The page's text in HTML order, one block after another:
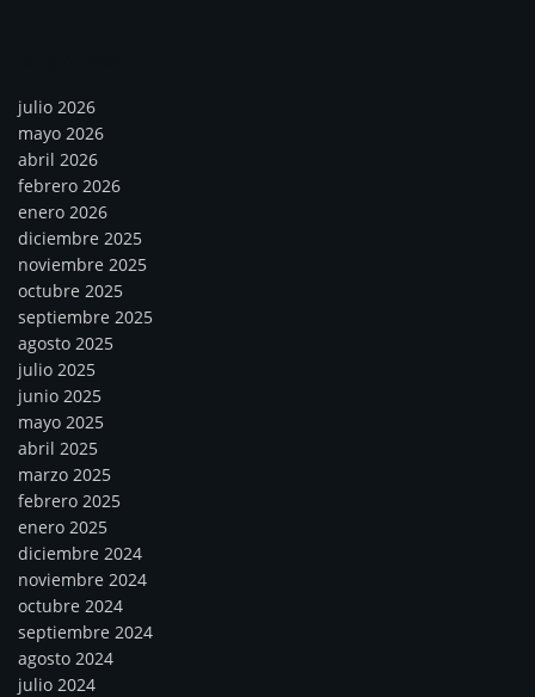
julio 2026
mayo 2026
abril 2026
febrero 2026
enero 2026
diciembre 2025
noviembre 2025
octubre 2025
septiembre 2025
agosto 2025
julio 2025
junio 2025
mayo 2025
abril 2025
marzo 2025
febrero 2025
enero 2025
diciembre 2024
noviembre 2024
octubre 2024
septiembre 2024
agosto 2024
julio 2024